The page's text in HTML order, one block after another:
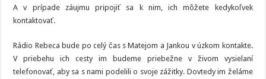
A v prípade záujmu pripojiť sa k nim, ich môžete kedykoľvek
kontaktovať.
Rádio Rebeca bude po celý čas s Matejom a Jankou v úzkom kontakte.
V priebehu ich cesty im budeme priebežne v živom vysielaní
telefonovať, aby sa s nami podelili o svoje zážitky. Dovtedy im želáme